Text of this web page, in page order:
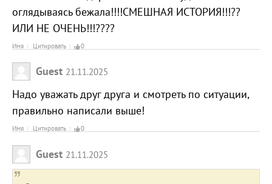
оглядываясь бежала!!!!СМЕШНАЯ ИСТОРИЯ!!!??
ИЛИ НЕ ОЧЕНЬ!!!????
Имя Цитировать 0
Guest 21.11.2025
Надо уважать друг друга и смотреть по ситуации,
правильно написали выше!
Имя Цитировать 0
Guest 21.11.2025